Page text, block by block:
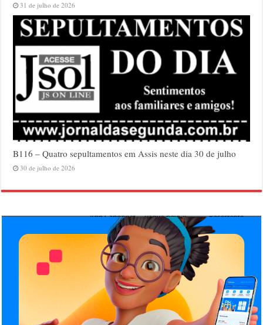
31 de julho de 2026
B116 – Quatro sepultamentos em Assis neste dia 30 de julho
30 de julho de 2026